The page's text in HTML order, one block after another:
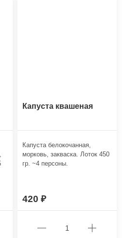
Капуста квашеная
Капуста белокочанная,
морковь, закваска. Лоток 450
гр. ~4 персоны.
420